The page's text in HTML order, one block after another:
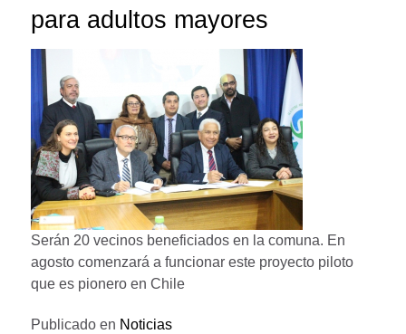
para adultos mayores
Serán 20 vecinos beneficiados en la comuna. En
agosto comenzará a funcionar este proyecto piloto
que es pionero en Chile
Publicado en Noticias